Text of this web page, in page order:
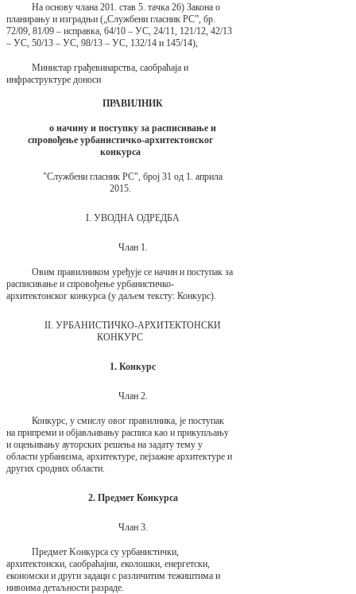
На основу члана 201. став 5. тачка 26) Закона о
планирању и изградњи („Службени гласник РС”, бр.
72/09, 81/09 – исправка, 64/10 – УС, 24/11, 121/12, 42/13
– УС, 50/13 – УС, 98/13 – УС, 132/14 и 145/14),
Министар грађевинарства, саобраћаја и
инфраструктуре доноси
ПРАВИЛНИК
о начину и поступку за расписивање и
спровођење урбанистичко-архитектонског
конкурса
"Службени гласник РС", број 31 од 1. априла
2015.
I. УВОДНА ОДРЕДБА
Члан 1.
Овим правилником уређује се начин и поступак за
расписивање и спровођење урбанистичко-
архитектонског конкурса (у даљем тексту: Конкурс).
II. УРБАНИСТИЧКО-АРХИТЕКТОНСКИ
КОНКУРС
1. Конкурс
Члан 2.
Конкурс, у смислу овог правилника, је поступак
на припреми и објављивању расписа као и прикупљању
и оцењивању ауторских решења на задату тему у
области урбанизма, архитектуре, пејзажне архитектуре и
других сродних области.
2. Предмет Конкурса
Члан 3.
Предмет Kонкурса су урбанистички,
архитектонски, саобраћајни, еколошки, енергетски,
економски и други задаци с различитим тежиштима и
нивоима детаљности разраде.